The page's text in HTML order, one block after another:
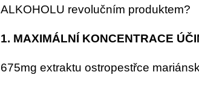
ALKOHOLU revolučním produktem?
1. MAXIMÁLNÍ KONCENTRACE
675mg extraktu ostropestřce